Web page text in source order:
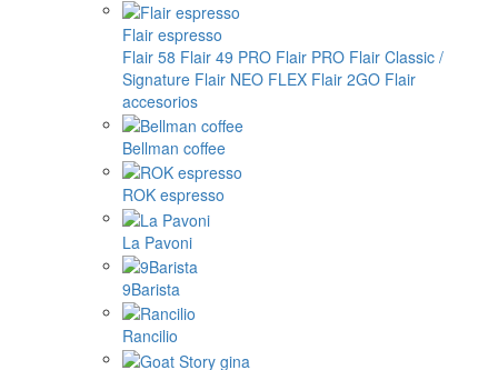
Flair espresso
Flair 58 Flair 49 PRO Flair PRO Flair Classic /
Signature Flair NEO FLEX Flair 2GO Flair
accesorios
Bellman coffee
ROK espresso
La Pavoni
9Barista
Rancilio